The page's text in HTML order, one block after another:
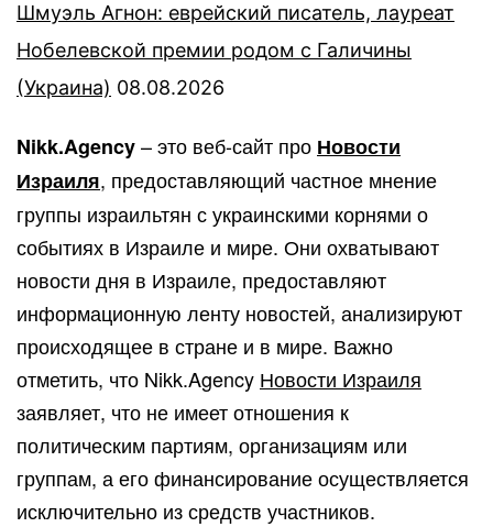
Шмуэль Агнон: еврейский писатель, лауреат
Нобелевской премии родом с Галичины
(Украина) 08.08.2026
Nikk.Agency– это веб-сайт про Новости
Израиля, предоставляющий частное мнение
группы израильтян с украинскими корнями о
событиях в Израиле и мире. Они охватывают
новости дня в Израиле, предоставляют
информационную ленту новостей, анализируют
происходящее в стране и в мире. Важно
отметить, что Nikk.Agency Новости Израиля
заявляет, что не имеет отношения к
политическим партиям, организациям или
группам, а его финансирование осуществляется
исключительно из средств участников.